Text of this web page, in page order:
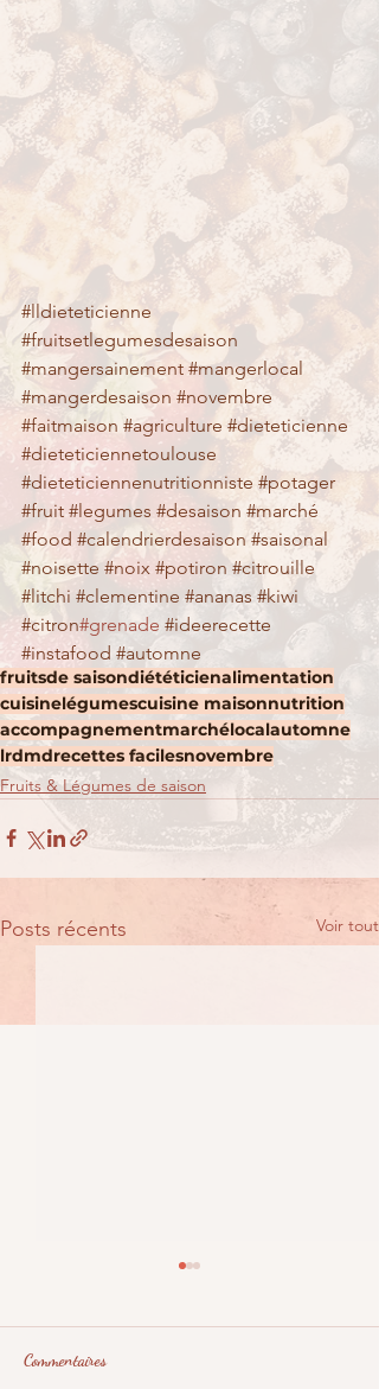
#lldieteticienne
#fruitsetlegumesdesaison
#mangersainement #mangerlocal
#mangerdesaison #novembre
#faitmaison #agriculture #dieteticienne
#dieteticiennetoulouse
#dieteticiennenutritionniste #potager
#fruit #legumes #desaison #marché
#food #calendrierdesaison #saisonal
#noisette #noix #potiron #citrouille
#litchi #clementine #ananas #kiwi
#citron#grenade #ideerecette
#instafood #automne
fruitsde saisondiététicienalimentation
cuisinelégumescuisine maisonnutrition
accompagnementmarchélocalautomne
lrdmdrecettes facilesnovembre
Fruits & Légumes de saison
Posts récents Voir tout
Commentaires